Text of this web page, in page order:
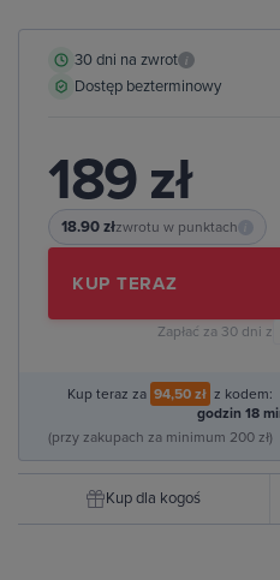
30 dni na zwrot i
Dostęp bezterminowy
189 zł
18.90 złzwrotu w punktach
KUP TERAZ
Zapłać za 30 dni z
Kup teraz za 94,50 zł z kodem:
godzin 18
(przy zakupach za minimum 200 zł)
Kup dla kogoś